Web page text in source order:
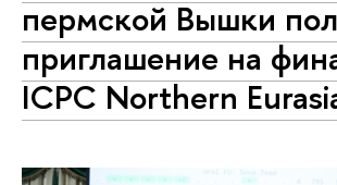
пермской Вышки
приглашение на
ICPC Northern